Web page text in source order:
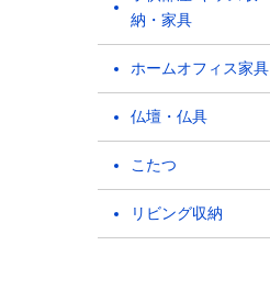
納・家具
ホームオフィス家具
仏壇・仏具
こたつ
リビング収納